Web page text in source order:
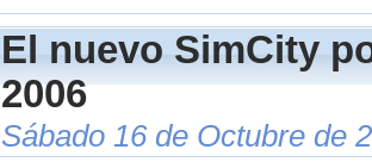
El nuevo SimCity
2006
Sábado 16 de Octubre de